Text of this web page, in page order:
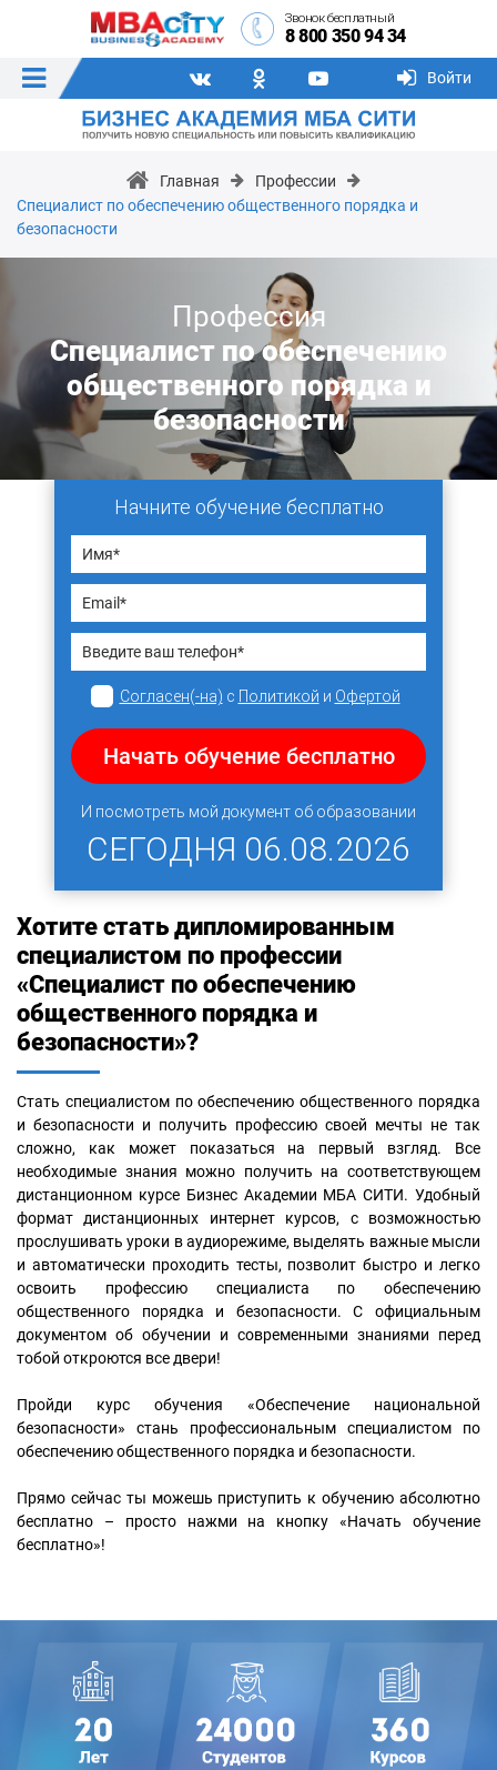
Звонок бесплатный
8 800 350 94 34
Войти
Главная
Профессии
Специалист по обеспечению общественного порядка и
безопасности
Профессия
Специалист по обеспечению
общественного порядка и
безопасности
Начните обучение бесплатно
Согласен(-на) с Политикой и Офертой
Начать обучение бесплатно
И посмотреть мой документ об образовании
СЕГОДНЯ 06.08.2026
Хотите стать дипломированным
специалистом по профессии
«Специалист по обеспечению
общественного порядка и
безопасности»?
Стать специалистом по обеспечению общественного порядка
и безопасности и получить профессию своей мечты не так
сложно, как может показаться на первый взгляд. Все
необходимые знания можно получить на соответствующем
дистанционном курсе Бизнес Академии МБА СИТИ. Удобный
формат дистанционных интернет курсов, с возможностью
прослушивать уроки в аудиорежиме, выделять важные мысли
и автоматически проходить тесты, позволит быстро и легко
освоить профессию специалиста по обеспечению
общественного порядка и безопасности. С официальным
документом об обучении и современными знаниями перед
тобой откроются все двери!
Пройди курс обучения «Обеспечение национальной
безопасности» стань профессиональным специалистом по
обеспечению общественного порядка и безопасности.
Прямо сейчас ты можешь приступить к обучению абсолютно
бесплатно – просто нажми на кнопку «Начать обучение
бесплатно»!